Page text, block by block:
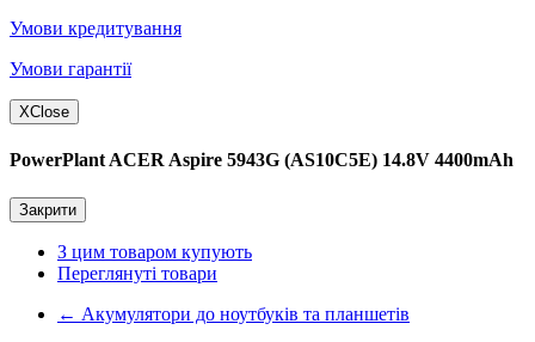
Умови кредитування
Умови гарантії
XClose
PowerPlant ACER Aspire 5943G (AS10C5E) 14.8V 4400mAh
Закрити
З цим товаром купують
Переглянуті товари
← Акумулятори до ноутбуків та планшетів